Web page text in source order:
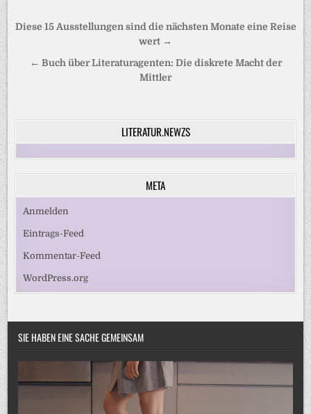
Beitragsnavigation
Diese 15 Ausstellungen sind die nächsten Monate eine Reise
wert →
← Buch über Literaturagenten: Die diskrete Macht der
Mittler
LITERATUR.NEWZS
META
Anmelden
Eintrags-Feed
Kommentar-Feed
WordPress.org
SIE HABEN EINE SACHE GEMEINSAM